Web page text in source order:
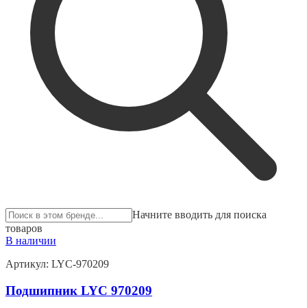
Начните вводить для поиска
товаров
В наличии
Артикул: LYC-970209
Подшипник LYC 970209